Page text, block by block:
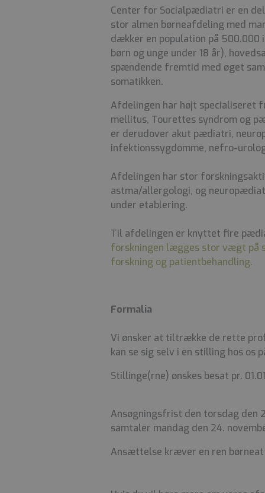
Center for Socialpædiatri er en
stor almen børneafdeling med
dækker en population på 500.000
børn og unge under 18 år),
spændende fremtid med øget
somatikken.
Afdelingen har højt specialiseret
mellitus, Tourettes syndrom og
er derudover akut pædiatri,
infektionssygdomme, nefro-
Afdelingen har stor
astma/allergologi, og
under etablering.
Til afdelingen er knyttet fire
forskningen lægges stor vægt på
forskning og patientbehandling.
Formalia
Vi ønsker at tiltrække de rette
kan se sig selv i en stilling hos os
Stillinge(rne) ønskes besat pr.
Ansøgningsfrist den torsdag den
samtaler mandag den 24.
Ansættelse kræver en ren